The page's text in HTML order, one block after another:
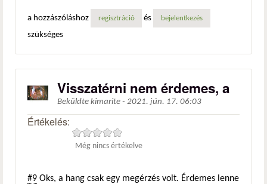
a hozzászóláshoz regisztráció és bejelentkezés
szükséges
Visszatérni nem érdemes, a
Beküldte kimarite - 2021. jún. 17. 06:03
Értékelés:
Még nincs értékelve
#9 Oks, a hang csak egy megérzés volt. Érdemes lenne